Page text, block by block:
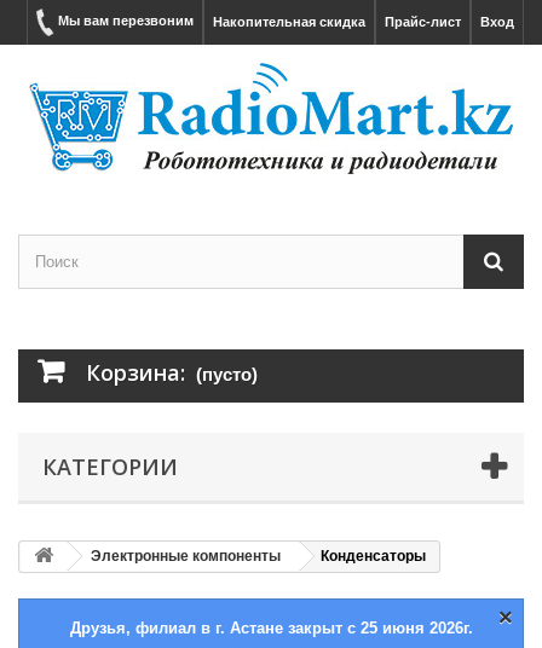
Вход
Прайс-лист
Накопительная скидка
Мы вам перезвоним
Корзина: (пусто)
КАТЕГОРИИ
Электронные компоненты Конденсаторы
×
Друзья, филиал в г. Астане закрыт с 25 июня 2026г.